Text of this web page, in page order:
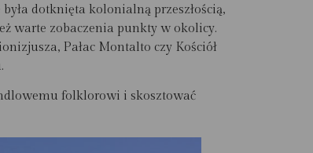
dotknięta kolonialną przeszłością,
warte zobaczenia punkty w okolicy.
Pałac Montalto czy Kościół
folklorowi i skosztować